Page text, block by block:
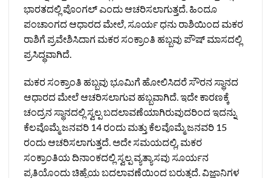
ಭಾರತದಲ್ಲಿ ಪೊಂಗಲ್ ಎಂದು ಆಚರಿಸಲಾಗುತ್ತದೆ. ಹಿಂದೂ
ಪಂಚಾಂಗದ ಆಧಾರದ ಮೇಲೆ, ಸೂರ್ಯ ಧನು ರಾಶಿಯಿಂದ ಮಕರ
ರಾಶಿಗೆ ಪ್ರವೇಶಿಸಿದಾಗ ಮಕರ ಸಂಕ್ರಾಂತಿ ಹಬ್ಬವು ಪೌಷ್ ಮಾಸದಲ್ಲಿ
ಪ್ರಸಿದ್ಧವಾಗಿದೆ.
ಮಕರ ಸಂಕ್ರಾಂತಿ ಹಬ್ಬವು ಭೂಮಿಗೆ ಹೋಲಿಸಿದರೆ ಸೌರನ ಸ್ಥಾನದ
ಆಧಾರದ ಮೇಲೆ ಆಚರಿಸಲಾಗುವ ಹಬ್ಬವಾಗಿದೆ. ಇದೇ ಕಾರಣಕ್ಕೆ
ಚಂದ್ರನ ಸ್ಥಾನದಲ್ಲಿ ಸ್ವಲ್ಪ ಬದಲಾವಣೆಯಾಗಿರುವುದರಿಂದ ಇದನ್ನು
ಕೆಲವೊಮ್ಮೆ ಜನವರಿ 14 ರಂದು ಮತ್ತು ಕೆಲವೊಮ್ಮೆ ಜನವರಿ 15
ರಂದು ಆಚರಿಸಲಾಗುತ್ತದೆ. ಅದೇ ಸಮಯದಲ್ಲಿ, ಮಕರ
ಸಂಕ್ರಾಂತಿಯ ದಿನಾಂಕದಲ್ಲಿ ಸ್ವಲ್ಪ ವ್ಯತ್ಯಾಸವು ಸೂರ್ಯನ
ಪ್ರತಿಯೊಂದು ಚಿಹ್ನೆಯ ಬದಲಾವಣೆಯಿಂದ ಬರುತ್ತದೆ. ವಿಜ್ಞಾನಿಗಳ